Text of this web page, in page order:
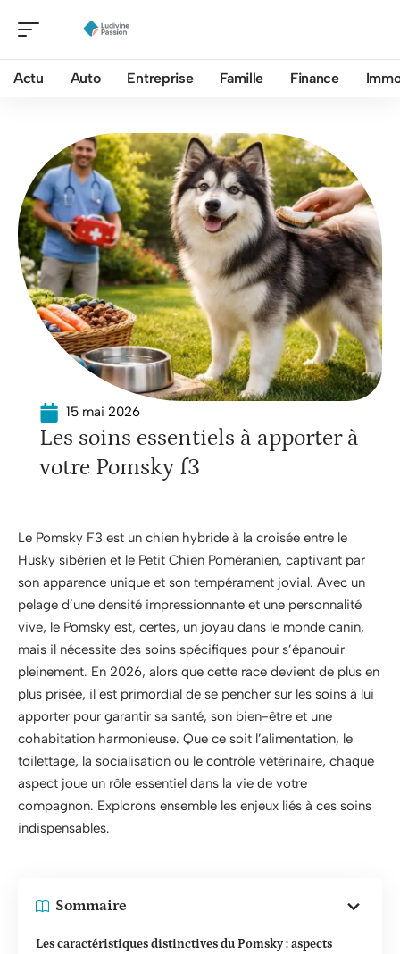
Actu Auto Entreprise Famille Finance
15 mai 2026
Les soins essentiels à apporter à
votre Pomsky f3
Le Pomsky F3 est un chien hybride à la croisée entre le
Husky sibérien et le Petit Chien Poméranien, captivant par
son apparence unique et son tempérament jovial. Avec un
pelage d’une densité impressionnante et une personnalité
vive, le Pomsky est, certes, un joyau dans le monde canin,
mais il nécessite des soins spécifiques pour s’épanouir
pleinement. En 2026, alors que cette race devient de plus en
plus prisée, il est primordial de se pencher sur les soins à lui
apporter pour garantir sa santé, son bien-être et une
cohabitation harmonieuse. Que ce soit l’alimentation, le
toilettage, la socialisation ou le contrôle vétérinaire, chaque
aspect joue un rôle essentiel dans la vie de votre
compagnon. Explorons ensemble les enjeux liés à ces soins
indispensables.
Sommaire
Les caractéristiques distinctives du Pomsky : aspects